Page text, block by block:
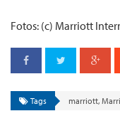
Fotos: (c) Marriott
Tags marriott,